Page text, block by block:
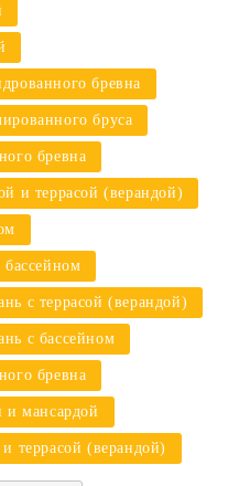
бревна
бруса
бревна
и террасой (верандой)
с террасой (верандой)
с бассейном
бревна
и мансардой
террасой (верандой)